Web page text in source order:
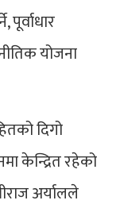
पूर्वाधार
योजना
दिगो
केन्द्रित रहेको
अर्यालले